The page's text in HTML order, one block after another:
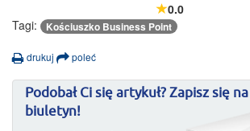
0.0
Tagi:
Kościuszko Business Point
drukuj poleć
Podobał Ci się artykuł? Zapisz się na
biuletyn!